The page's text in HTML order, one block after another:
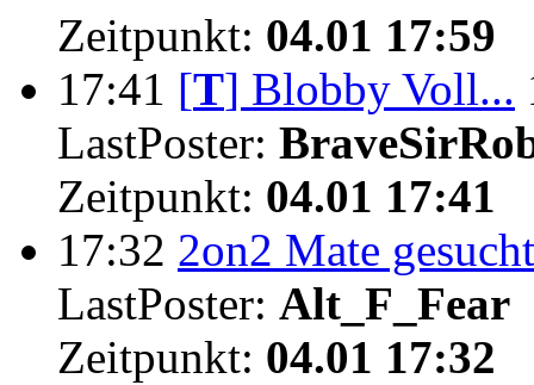
Zeitpunkt: 04.01 17:59
17:41 [T] Blobby Voll...
LastPoster:
Zeitpunkt: 04.01 17:41
17:32 2on2 Mate gesucht
LastPoster: Alt_F_Fear
Zeitpunkt: 04.01 17:32